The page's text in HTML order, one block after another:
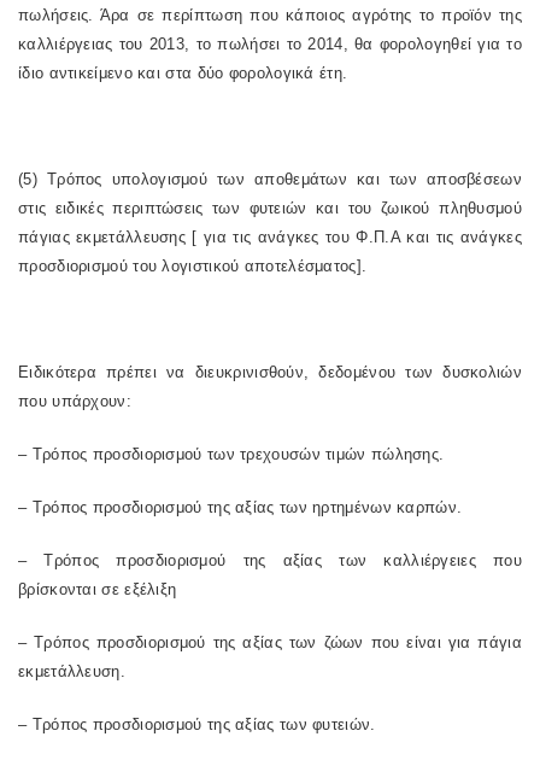
πωλήσεις. Άρα σε περίπτωση που κάποιος αγρότης το προϊόν της
καλλιέργειας του 2013, το πωλήσει το 2014, θα φορολογηθεί για το
ίδιο αντικείμενο και στα δύο φορολογικά έτη.
(5) Τρόπος υπολογισμού των αποθεμάτων και των αποσβέσεων
στις ειδικές περιπτώσεις των φυτειών και του ζωικού πληθυσμού
πάγιας εκμετάλλευσης [ για τις ανάγκες του Φ.Π.Α και τις ανάγκες
προσδιορισμού του λογιστικού αποτελέσματος].
Ειδικότερα πρέπει να διευκρινισθούν, δεδομένου των δυσκολιών
που υπάρχουν:
– Τρόπος προσδιορισμού των τρεχουσών τιμών πώλησης.
– Τρόπος προσδιορισμού της αξίας των ηρτημένων καρπών.
– Τρόπος προσδιορισμού της αξίας των καλλιέργειες που
βρίσκονται σε εξέλιξη
– Τρόπος προσδιορισμού της αξίας των ζώων που είναι για πάγια
εκμετάλλευση.
– Τρόπος προσδιορισμού της αξίας των φυτειών.